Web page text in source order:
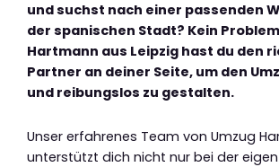
und suchst nach einer passenden
der spanischen Stadt? Kein
Hartmann aus Leipzig hast du den
Partner an deiner Seite, um den
und reibungslos zu gestalten.
Unser erfahrenes Team von Umzug
unterstützt dich nicht nur bei der